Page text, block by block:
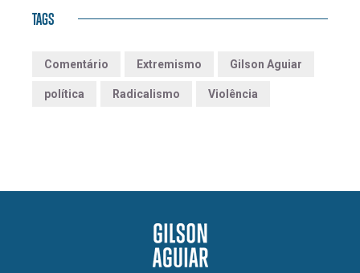
TAGS
Comentário Extremismo Gilson Aguiar
política Radicalismo Violência